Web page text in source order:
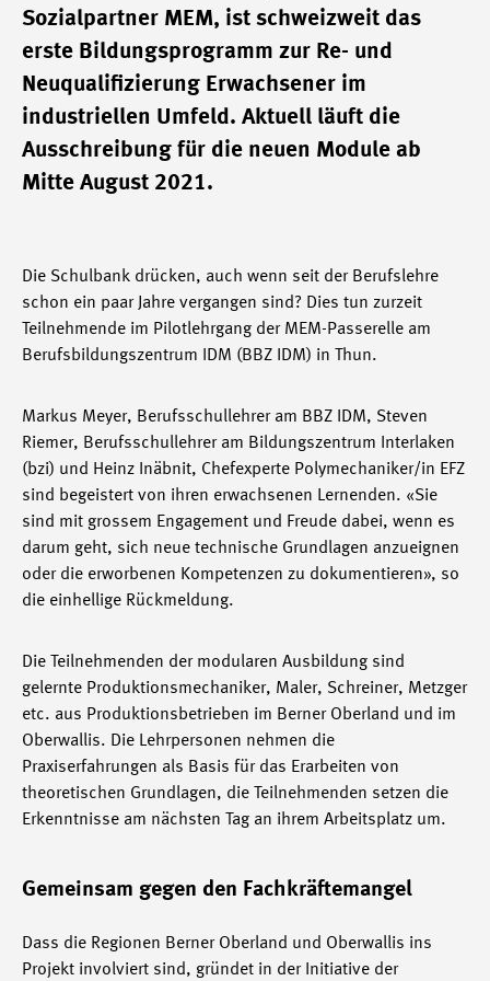
Sozialpartner MEM, ist schweizweit das
erste Bildungsprogramm zur Re- und
Neuqualifizierung Erwachsener im
industriellen Umfeld. Aktuell läuft die
Ausschreibung für die neuen Module ab
Mitte August 2021.
Die Schulbank drücken, auch wenn seit der Berufslehre
schon ein paar Jahre vergangen sind? Dies tun zurzeit
Teilnehmende im Pilotlehrgang der MEM-Passerelle am
Berufsbildungszentrum IDM (BBZ IDM) in Thun.
Markus Meyer, Berufsschullehrer am BBZ IDM, Steven
Riemer, Berufsschullehrer am Bildungszentrum Interlaken
(bzi) und Heinz Inäbnit, Chefexperte Polymechaniker/in EFZ
sind begeistert von ihren erwachsenen Lernenden. «Sie
sind mit grossem Engagement und Freude dabei, wenn es
darum geht, sich neue technische Grundlagen anzueignen
oder die erworbenen Kompetenzen zu dokumentieren», so
die einhellige Rückmeldung.
Die Teilnehmenden der modularen Ausbildung sind
gelernte Produktionsmechaniker, Maler, Schreiner, Metzger
etc. aus Produktionsbetrieben im Berner Oberland und im
Oberwallis. Die Lehrpersonen nehmen die
Praxiserfahrungen als Basis für das Erarbeiten von
theoretischen Grundlagen, die Teilnehmenden setzen die
Erkenntnisse am nächsten Tag an ihrem Arbeitsplatz um.
Gemeinsam gegen den Fachkräftemangel
Dass die Regionen Berner Oberland und Oberwallis ins
Projekt involviert sind, gründet in der Initiative der